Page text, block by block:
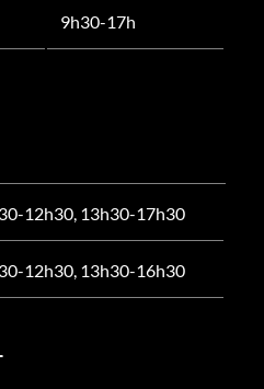
9h30-17h
12h30, 13h30-17h30
12h30, 13h30-16h30